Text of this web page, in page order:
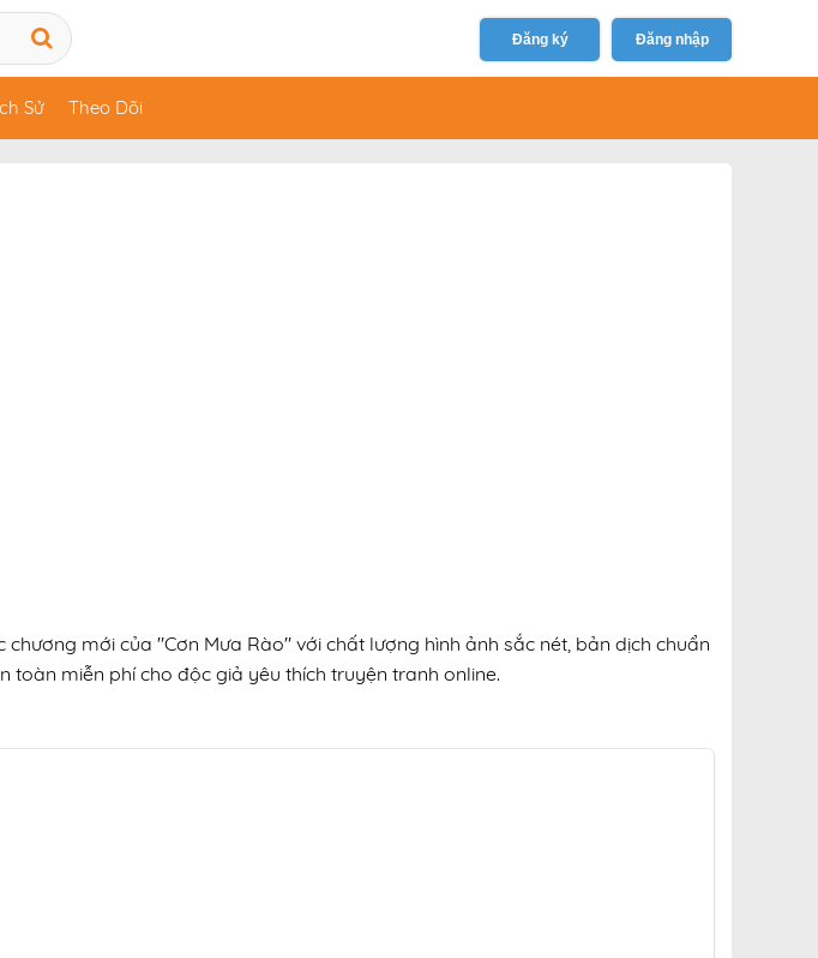
Đăng ký Đăng nhập
Sử Theo Dõi
mới của "Cơn Mưa Rào" với chất lượng hình ảnh sắc nét, bản dịch chuẩn
miễn phí cho độc giả yêu thích truyện tranh online.